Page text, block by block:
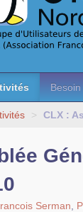
Besoin
> CLX :
Serman